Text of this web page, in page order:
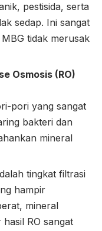
pestisida, serta
sedap. Ini sangat
tidak merusak
Osmosis (RO)
pori yang sangat
bakteri dan
mineral
tingkat filtrasi
hampir
mineral
RO sangat